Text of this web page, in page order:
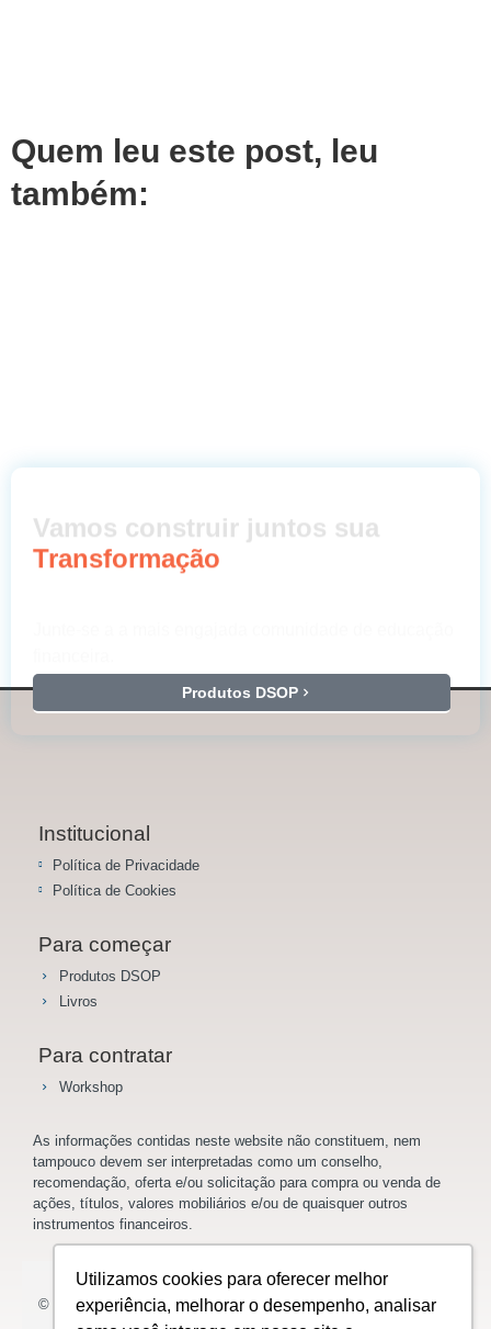
Utilizamos cookies para oferecer melhor
experiência, melhorar o desempenho, analisar
Quem leu este post, leu
também:
Vamos construir juntos sua
Transformação
Produtos DSOP
Institucional
Política de Privacidade
Política de Cookies
Para começar
Produtos DSOP
Livros
Para contratar
Workshop
As informações contidas neste website não constituem, nem
tampouco devem ser interpretadas como um conselho,
recomendação, oferta e/ou solicitação para compra ou venda de
ações, títulos, valores mobiliários e/ou de quaisquer outros
instrumentos financeiros.
© 2023 Saladoinvestidor.com.br Todos os direitos reservados.